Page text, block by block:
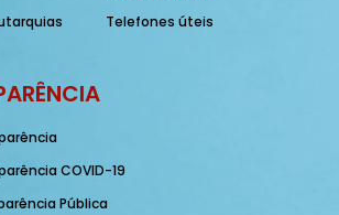
Telefones úteis
COVID-19
Pública